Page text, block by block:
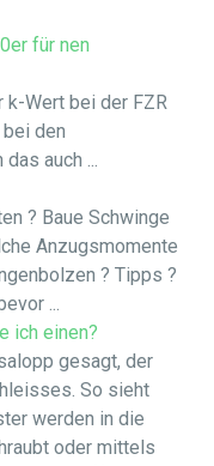
für nen
k-Wert bei der FZR
den
auch ...
? Baue Schwinge
Anzugsmomente
? Tipps ?
...
ich einen?
gesagt, der
So sieht
werden in die
oder mittels